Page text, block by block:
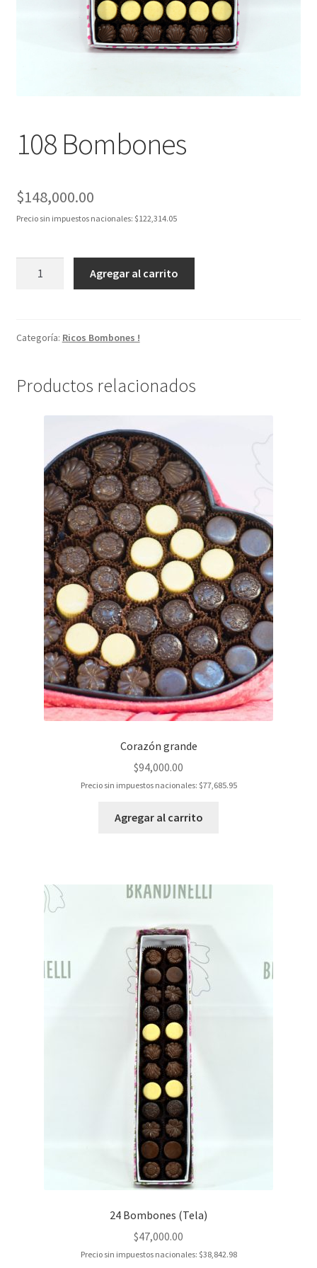
108 Bombones
$148,000.00
Precio sin impuestos nacionales: $122,314.05
Agregar al carrito
Categoría: Ricos Bombones !
Productos relacionados
Corazón grande
$94,000.00
Precio sin impuestos nacionales: $77,685.95
Agregar al carrito
24 Bombones (Tela)
$47,000.00
Precio sin impuestos nacionales: $38,842.98